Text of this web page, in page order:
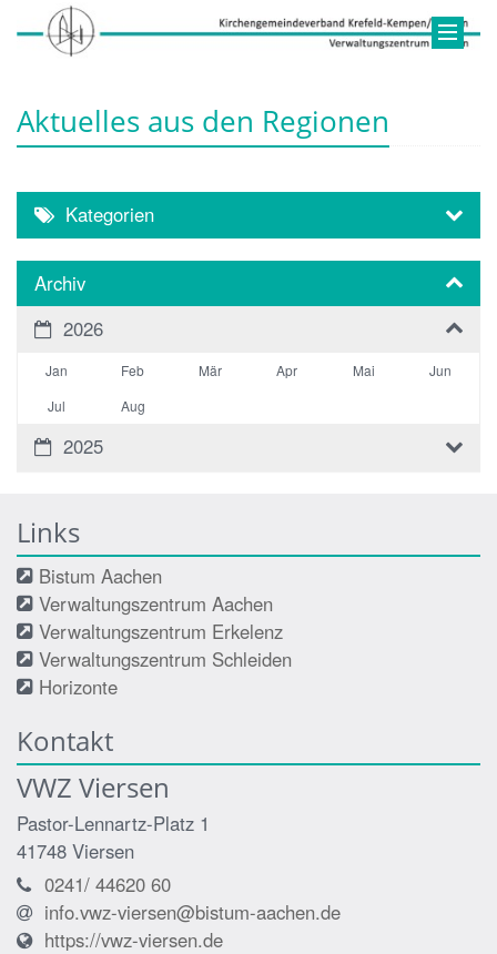
Aktuelles aus den Regionen
Kategorien
Archiv
2026
Jan Feb Mär Apr Mai
Jun
Jul
Aug
2025
Links
Bistum Aachen
Verwaltungszentrum Aachen
Verwaltungszentrum Erkelenz
Verwaltungszentrum Schleiden
Horizonte
Kontakt
VWZ Viersen
Pastor-Lennartz-Platz 1
41748 Viersen
0241/ 44620 60
info.vwz-viersen@bistum-aachen.de
https://vwz-viersen.de